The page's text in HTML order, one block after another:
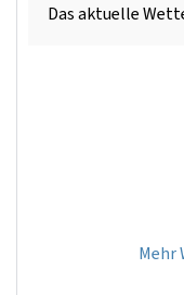
Das aktuelle
Mehr